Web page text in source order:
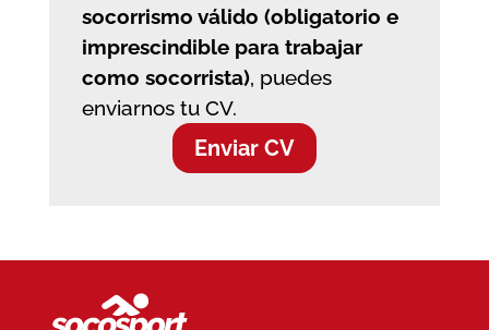
socorrismo válido (obligatorio e
imprescindible para trabajar
como socorrista), puedes
enviarnos tu CV.
Enviar CV